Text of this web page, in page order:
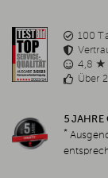
100
4,8 ★
Über
5 JAHRE
*